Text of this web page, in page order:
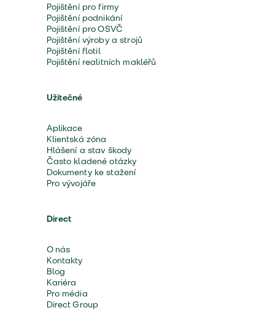
Pojištění pro firmy
Pojištění podnikání
Pojištění pro OSVČ
Pojištění výroby a strojů
Pojištění flotil
Pojištění realitních makléřů
Užitečné
Aplikace
Klientská zóna
Hlášení a stav škody
Často kladené otázky
Dokumenty ke stažení
Pro vývojáře
Direct
O nás
Kontakty
Blog
Kariéra
Pro média
Direct Group